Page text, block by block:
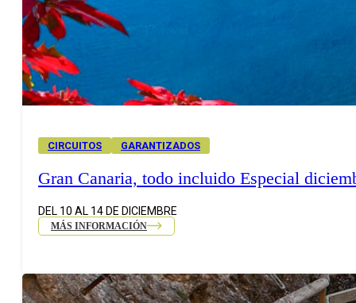
CIRCUITOS GARANTIZADOS
Gran Canaria, todo incluido Especial
DEL 10 AL 14 DE DICIEMBRE
MÁS INFORMACIÓN